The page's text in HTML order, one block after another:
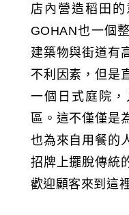
店內營造稻田
GOHAN也一個
建築物與街道有
不利因素，但是
一個日式庭院
區。這不僅僅是
也為來自用餐的
招牌上擺脫傳統
歡迎顧客來到這